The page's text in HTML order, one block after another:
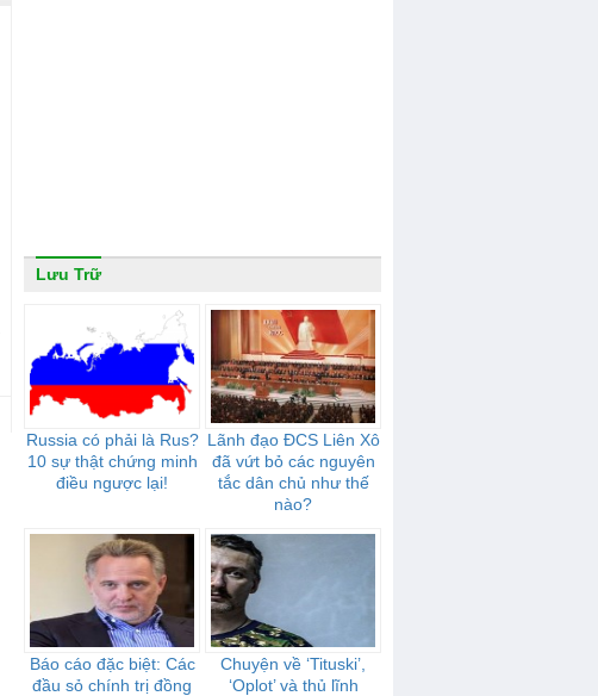
Lưu Trữ
Russia có phải là Rus?
10 sự thật chứng minh
điều ngược lại!
Lãnh đạo ĐCS Liên Xô
đã vứt bỏ các nguyên
tắc dân chủ như thế
nào?
Báo cáo đặc biệt: Các
đầu sỏ chính trị đồng
Chuyện về ‘Tituski’,
‘Oplot’ và thủ lĩnh